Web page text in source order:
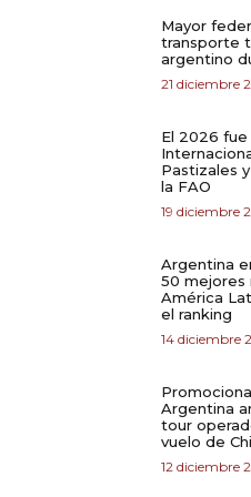
Mayor
transporte
argentino
21 diciembre
El 2026
Pastizales
la FAO
19 diciembre
Argentina
50 mejores
América
el ranking
14 diciembre
Argentina
tour
vuelo de
12 diciembre